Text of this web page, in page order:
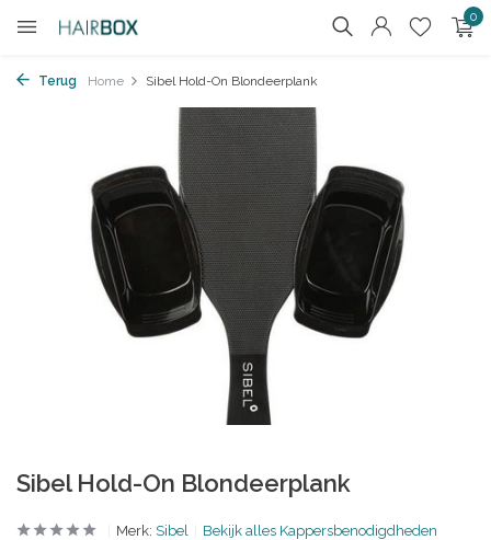
0
Terug Home Sibel Hold-On Blondeerplank
Sibel Hold-On Blondeerplank
Merk: Sibel Bekijk alles Kappersbenodigdheden